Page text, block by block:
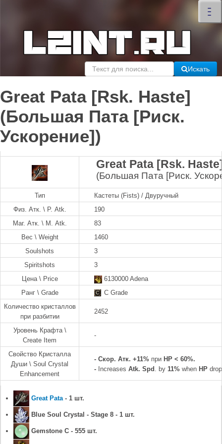
–
–
–
×
Искать
Great Pata [Rsk. Haste]
(Большая Пата [Риск.
Ускорение])
Great Pata [Rsk.
(Большая Пата [Риск.
Тип
Кастеты (Fists) / Двуручный
Физ. Атк. \ P. Atk.
190
Маг. Атк. \ M. Atk.
83
Вес \ Weight
1460
Soulshots
3
Spiritshots
3
Цена \ Price
6130000 Adena
Ранг \ Grade
C Grade
Количество кристаллов
при разбитии
2452
Уровень Крафта \
Create Item
-
Свойство Кристалла
Души \ Soul Crystal
Enhancement
- Скор. Атк. +11% при HP < 60%.
- Increases Atk. Spd . by 11% when HP
Great Pata - 1 шт.
Blue Soul Crystal - Stage 8 - 1 шт.
Gemstone C - 555 шт.